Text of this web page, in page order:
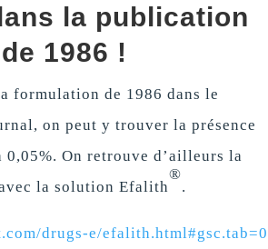
la publication
de 1986 !
formulation de 1986 dans le
on peut y trouver la présence
0,05%. On retrouve d’ailleurs la
la solution Efalith
®
.
drugs-e/efalith.html#gsc.tab=0